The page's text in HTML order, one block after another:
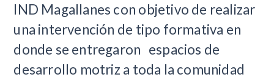
IND Magallanes con objetivo de realizar
una intervención de tipo formativa en
donde se entregaron espacios de
desarrollo motriz a toda la comunidad